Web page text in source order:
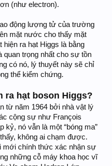
(như electron).
động lượng tử của trường
mặt nước cho thấy mặt
hiện ra hạt Higgs là bằng
quan trọng nhất cho sự tồn
có nó, lý thuyết này sẽ chỉ
thể kiểm chứng.
ra hạt boson Higgs?
từ năm 1964 bởi nhà vật lý
cộng sự như François
kỷ, nó vẫn là một “bóng ma”
không ai chạm được.
mới chính thức xác nhận sự
những cỗ máy khoa học vĩ